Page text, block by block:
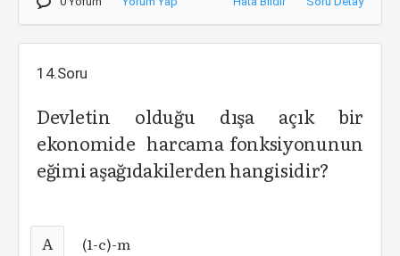
14.Soru
Devletin olduğu dışa açık bir
ekonomide harcama fonksiyonunun
eğimi aşağıdakilerden hangisidir?
A (1-c)-m